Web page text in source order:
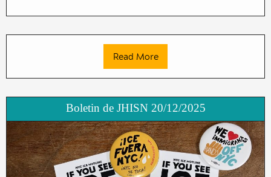
Read More
Boletin de JHISN 20/12/2025